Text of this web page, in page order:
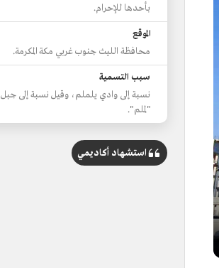
بأحدها للإحرام.
الموقع
محافظة الليث جنوب غربي مكة المكرمة.
سبب التسمية
نسبة إلى وادي يلملم، وقيل نسبة إلى جبل
"لملم".
استشهاد أكاديمي